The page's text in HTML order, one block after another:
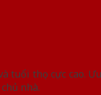
tuổi thọ cực cao.
nhà.